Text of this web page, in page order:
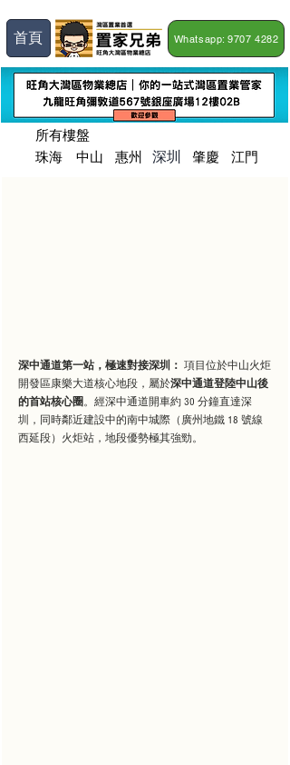
首頁 Whatsapp: 9707 4282
所有樓盤
珠海
​中山 惠州 深圳 肇慶 江門
深中通道第一站，極速對接深圳： 項目位於中山火炬
開發區康樂大道核心地段，屬於深中通道登陸中山後
的首站核心圈。經深中通道開車約 30 分鐘直達深
圳，同時鄰近建設中的南中城際（廣州地鐵 18 號線
西延段）火炬站，地段優勢極其強勁。